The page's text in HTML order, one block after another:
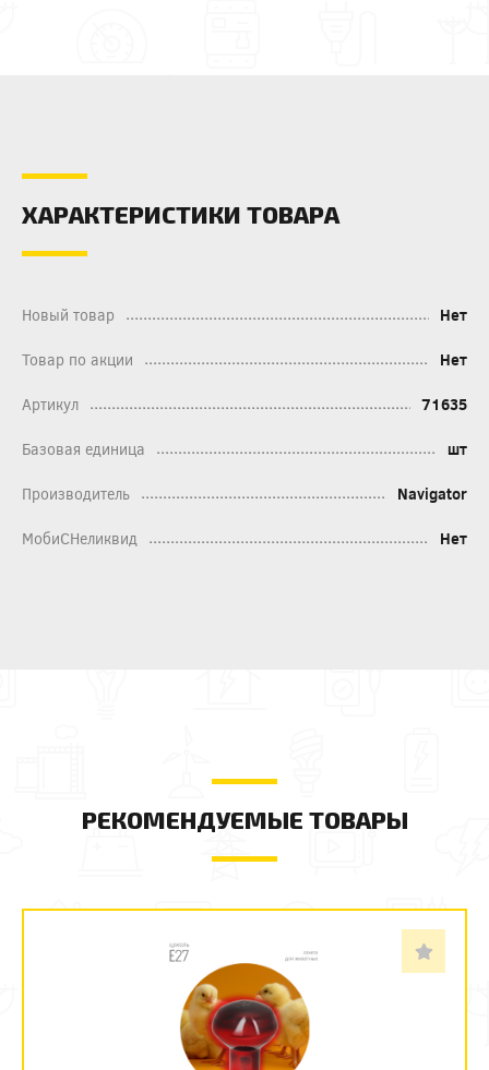
ХАРАКТЕРИСТИКИ ТОВАРА
Новый товар Нет
Товар по акции Нет
Артикул 71635
Базовая единица шт
Производитель Navigator
МобиСНеликвид Нет
РЕКОМЕНДУЕМЫЕ ТОВАРЫ